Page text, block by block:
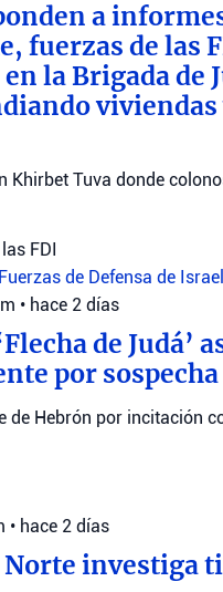
a
fuerzas de las
la Brigada de
viviendas
Khirbet Tuva donde
FDI
Fuerzas de Defensa de Israel
• hace 2 días
de Judá’
por
de Hebrón por incitación
• hace 2 días
investiga